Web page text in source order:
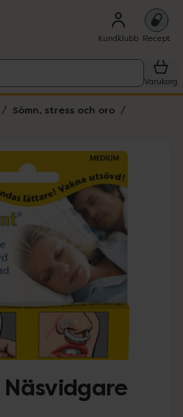
Kundklubb Recept
Varukorg
Sömn, stress och oro
1 objekt.